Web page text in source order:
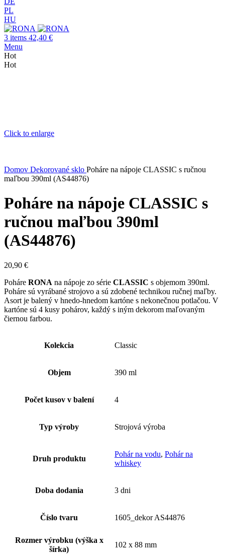
PL
HU
3 items 42,40 €
Menu
Hot
Hot
Click to enlarge
Domov Dekorované sklo Poháre na nápoje CLASSIC s ručnou
maľbou 390ml (AS44876)
Poháre na nápoje CLASSIC s
ručnou maľbou 390ml
(AS44876)
20,90 €
Poháre RONA na nápoje zo série CLASSIC s objemom 390ml.
Poháre sú vyrábané strojovo a sú zdobené technikou ručnej maľby.
Asort je balený v hnedo-hnedom kartóne s nekonečnou potlačou. V
kartóne sú 4 kusy pohárov, každý s iným dekorom maľovaným
čiernou farbou.
Kolekcia Classic
Objem 390 ml
Počet kusov v balení 4
Typ výroby Strojová výroba
Druh produktu
Pohár na vodu, Pohár na
whiskey
Doba dodania 3 dni
Číslo tvaru 1605_dekor AS44876
Rozmer výrobku (výška x
šírka)
102 x 88 mm